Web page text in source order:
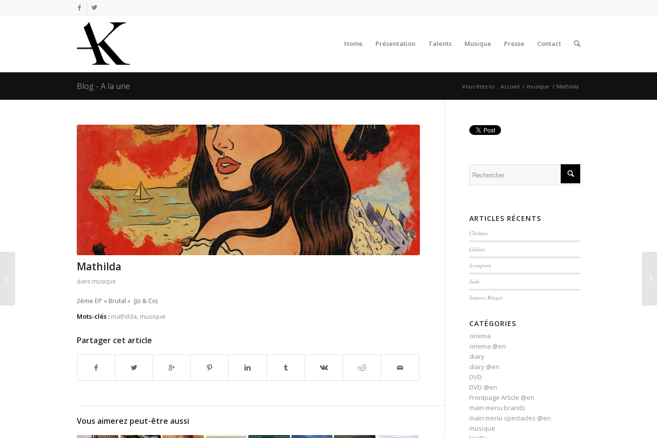
Home Présentation Talents Musique Presse Contact
Blog - A la une Vous êtes ici : Accueil / musique / Mathilda
Mathilda
dans musique
2ème EP « Brutal » (Jo & Co)
Mots-clés : mathilda, musique
Partager cet article
Vous aimerez peut-être aussi
ARTICLES RÉCENTS
Claïmax
Gildaa
Synapson
Jade
Simone Ringer
CATÉGORIES
cinema
cinema @en
diary
diary @en
DVD
DVD @en
Frontpage Article @en
main menu brands
main menu spectacles @en
musique